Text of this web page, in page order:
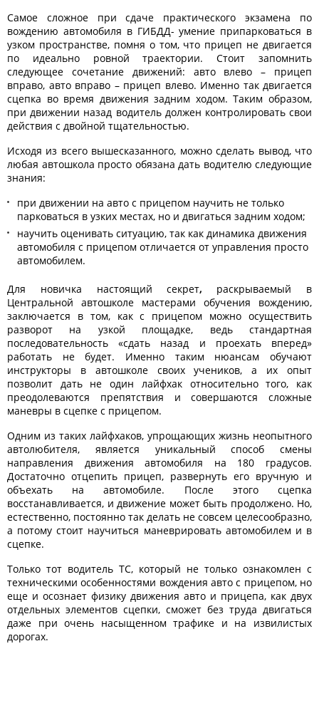
Самое сложное при сдаче практического экзамена по
вождению автомобиля в ГИБДД- умение припарковаться в
узком пространстве, помня о том, что прицеп не двигается
по идеально ровной траектории. Стоит запомнить
следующее сочетание движений: авто влево – прицеп
вправо, авто вправо – прицеп влево. Именно так двигается
сцепка во время движения задним ходом. Таким образом,
при движении назад водитель должен контролировать свои
действия с двойной тщательностью.
Исходя из всего вышесказанного, можно сделать вывод, что
любая автошкола просто обязана дать водителю следующие
знания:
при движении на авто с прицепом научить не только
парковаться в узких местах, но и двигаться задним ходом;
научить оценивать ситуацию, так как динамика движения
автомобиля с прицепом отличается от управления просто
автомобилем.
Для новичка настоящий секрет, раскрываемый в
Центральной автошколе мастерами обучения вождению,
заключается в том, как с прицепом можно осуществить
разворот на узкой площадке, ведь стандартная
последовательность «сдать назад и проехать вперед»
работать не будет. Именно таким нюансам обучают
инструкторы в автошколе своих учеников, а их опыт
позволит дать не один лайфхак относительно того, как
преодолеваются препятствия и совершаются сложные
маневры в сцепке с прицепом.
Одним из таких лайфхаков, упрощающих жизнь неопытного
автолюбителя, является уникальный способ смены
направления движения автомобиля на 180 градусов.
Достаточно отцепить прицеп, развернуть его вручную и
объехать на автомобиле. После этого сцепка
восстанавливается, и движение может быть продолжено. Но,
естественно, постоянно так делать не совсем целесообразно,
а потому стоит научиться маневрировать автомобилем и в
сцепке.
Только тот водитель ТС, который не только ознакомлен с
техническими особенностями вождения авто с прицепом, но
еще и осознает физику движения авто и прицепа, как двух
отдельных элементов сцепки, сможет без труда двигаться
даже при очень насыщенном трафике и на извилистых
дорогах.